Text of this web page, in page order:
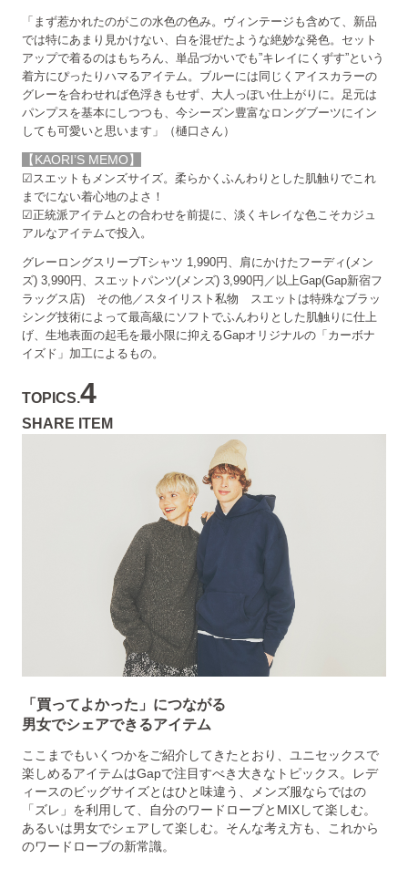
「まず惹かれたのがこの水色の色み。ヴィンテージも含めて、新品
では特にあまり見かけない、白を混ぜたような絶妙な発色。セット
アップで着るのはもちろん、単品づかいでも”キレイにくずす”という
着方にぴったりハマるアイテム。ブルーには同じくアイスカラーの
グレーを合わせれば色浮きもせず、大人っぽい仕上がりに。足元は
パンプスを基本にしつつも、今シーズン豊富なロングブーツにイン
しても可愛いと思います」（樋口さん）
【KAORI’S MEMO】
☑スエットもメンズサイズ。柔らかくふんわりとした肌触りでこれ
までにない着心地のよさ！
☑正統派アイテムとの合わせを前提に、淡くキレイな色こそカジュ
アルなアイテムで投入。
グレーロングスリーブTシャツ 1,990円、肩にかけたフーディ(メン
ズ) 3,990円、スエットパンツ(メンズ) 3,990円／以上Gap(Gap新宿フ
ラッグス店) その他／スタイリスト私物 スエットは特殊なブラッ
シング技術によって最高級にソフトでふんわりとした肌触りに仕上
げ、生地表面の起毛を最小限に抑えるGapオリジナルの「カーボナ
イズド」加工によるもの。
TOPICS.4
SHARE ITEM
「買ってよかった」につながる
男女でシェアできるアイテム
ここまでもいくつかをご紹介してきたとおり、ユニセックスで
楽しめるアイテムはGapで注目すべき大きなトピックス。レデ
ィースのビッグサイズとはひと味違う、メンズ服ならではの
「ズレ」を利用して、自分のワードローブとMIXして楽しむ。
あるいは男女でシェアして楽しむ。そんな考え方も、これから
のワードローブの新常識。